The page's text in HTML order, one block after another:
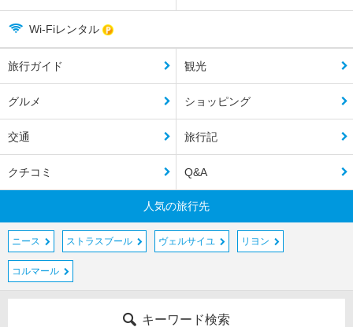
Wi-Fiレンタル
旅行ガイド 観光
グルメ ショッピング
交通 旅行記
クチコミ Q&A
人気の旅行先
ニース ストラスブール ヴェルサイユ リヨン
コルマール
キーワード検索